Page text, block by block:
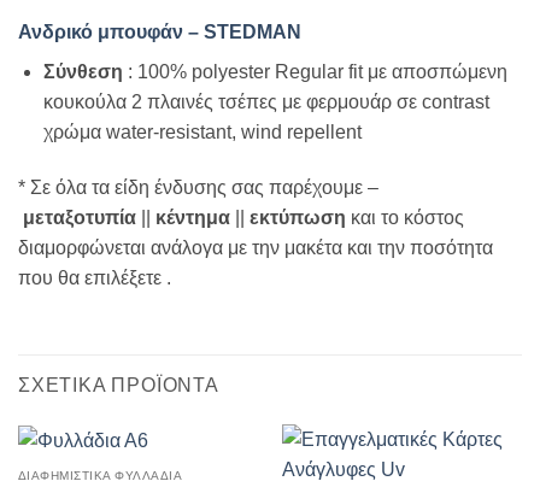
Ανδρικό μπουφάν – STEDMAN
Σύνθεση : 100% polyester Regular fit με αποσπώμενη
κουκούλα 2 πλαινές τσέπες με φερμουάρ σε contrast
χρώμα water-resistant, wind repellent
* Σε όλα τα είδη ένδυσης σας παρέχουμε –
μεταξοτυπία
κέντημα εκτύπωση και το κόστος
διαμορφώνεται ανάλογα με την μακέτα και την ποσότητα
που θα επιλέξετε .
ΣΧΕΤΙΚΆ ΠΡΟΪΌΝΤΑ
ΔΙΑΦΗΜΙΣΤΙΚΑ ΦΥΛΛΑΔΙΑ